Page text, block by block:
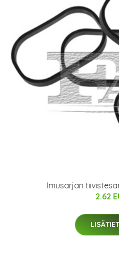
Imusarjan
2.62